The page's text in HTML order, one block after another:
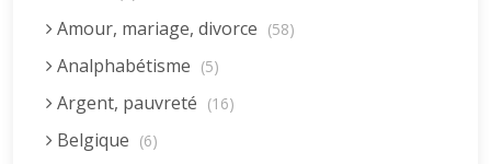
Amour, mariage, divorce (58)
Analphabétisme (5)
Argent, pauvreté (16)
Belgique (6)